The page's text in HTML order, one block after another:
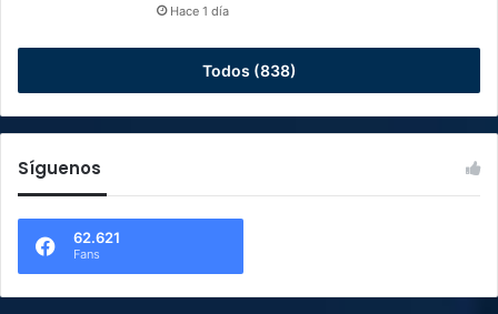
Hace 1 día
Todos (838)
Síguenos
62.621
Fans